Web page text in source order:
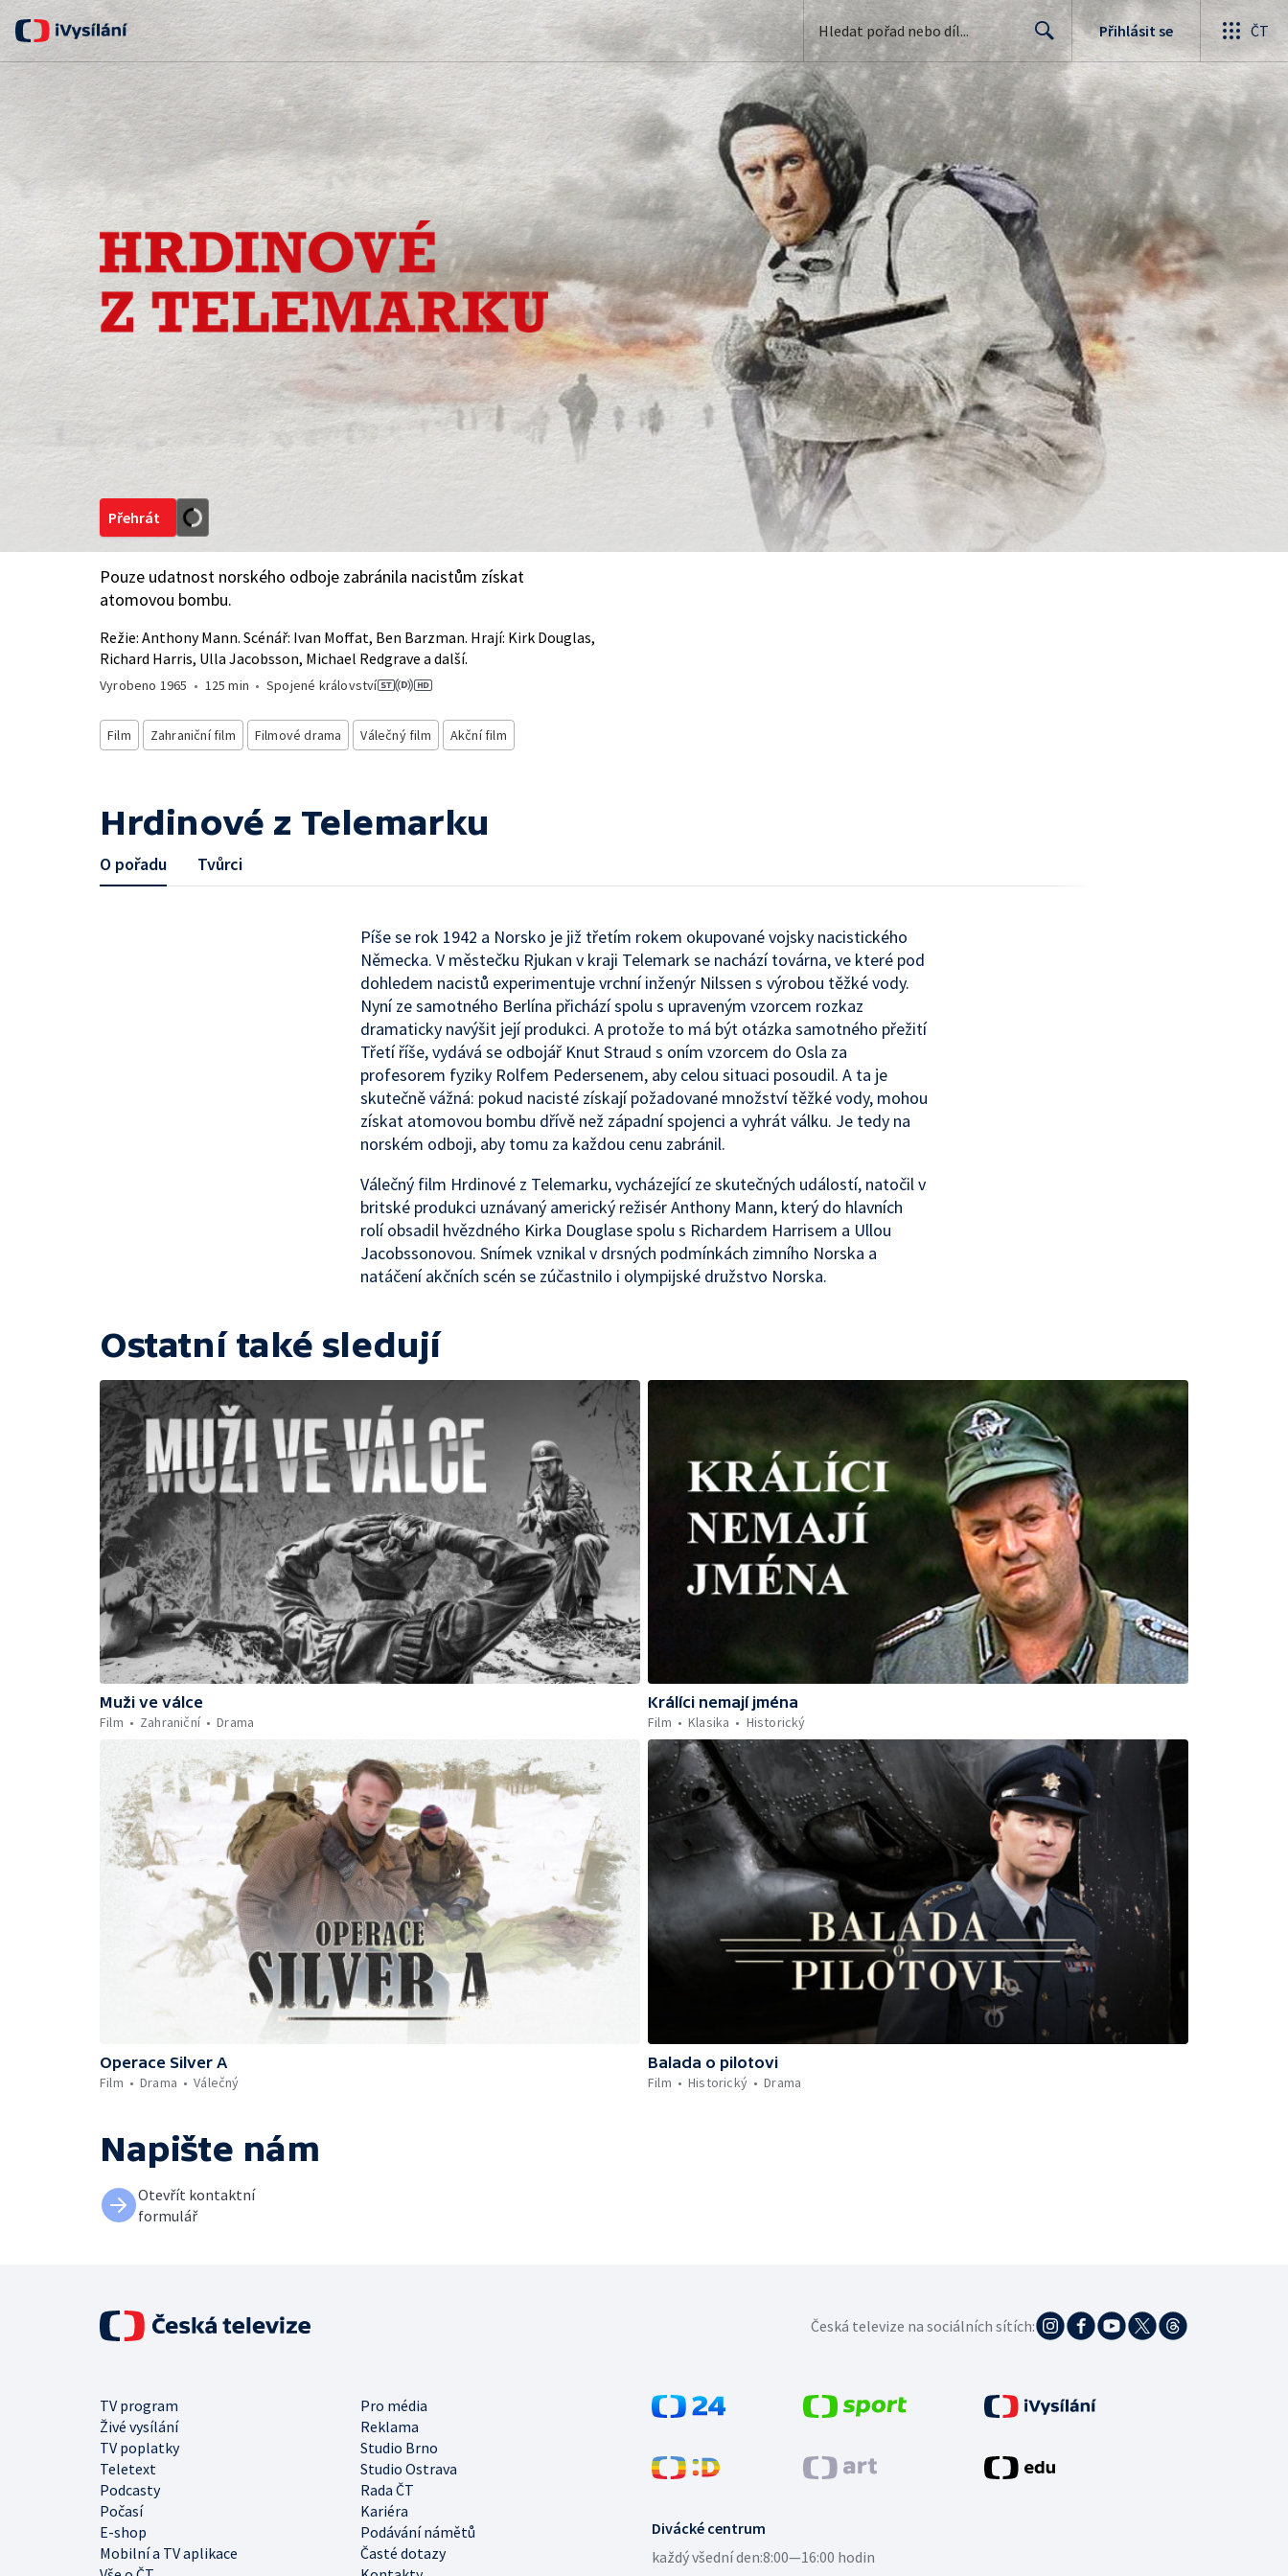
Search
Přihlásit se ČT
Přehrát
Pouze udatnost norského odboje zabránila nacistům získat
atomovou bombu.
Režie: Anthony Mann. Scénář: Ivan Moffat, Ben Barzman. Hrají: Kirk Douglas,
Richard Harris, Ulla Jacobsson, Michael Redgrave a další.
Vyrobeno 1965 • 125 min •Spojené království
Film Zahraniční film Filmové drama Válečný film Akční film
Hrdinové z Telemarku
O pořadu Tvůrci
Píše se rok 1942 a Norsko je již třetím rokem okupované vojsky nacistického
Německa. V městečku Rjukan v kraji Telemark se nachází továrna, ve které pod
dohledem nacistů experimentuje vrchní inženýr Nilssen s výrobou těžké vody.
Nyní ze samotného Berlína přichází spolu s upraveným vzorcem rozkaz
dramaticky navýšit její produkci. A protože to má být otázka samotného přežití
Třetí říše, vydává se odbojář Knut Straud s oním vzorcem do Osla za
profesorem fyziky Rolfem Pedersenem, aby celou situaci posoudil. A ta je
skutečně vážná: pokud nacisté získají požadované množství těžké vody, mohou
získat atomovou bombu dřívě než západní spojenci a vyhrát válku. Je tedy na
norském odboji, aby tomu za každou cenu zabránil.
Válečný film Hrdinové z Telemarku, vycházející ze skutečných událostí, natočil v
britské produkci uznávaný americký režisér Anthony Mann, který do hlavních
rolí obsadil hvězdného Kirka Douglase spolu s Richardem Harrisem a Ullou
Jacobssonovou. Snímek vznikal v drsných podmínkách zimního Norska a
natáčení akčních scén se zúčastnilo i olympijské družstvo Norska.
Ostatní také sledují
Muži ve válce
Film
Zahraniční Drama
Králíci nemají jména
Film
Klasika Historický
Operace Silver A
Film
Drama Válečný
Balada o pilotovi
Film
Historický Drama
Napište nám
Otevřít kontaktní
formulář
Divácké centrum
každý všední den:8:00—16:00 hodin
TV program
Pro média
Živé vysílání
Reklama
TV poplatky
Studio Brno
Teletext
Studio Ostrava
Podcasty
Rada ČT
Počasí
Kariéra
E-shop
Podávání námětů
Mobilní a TV aplikace
Časté dotazy
Česká televize na sociálních sítích: